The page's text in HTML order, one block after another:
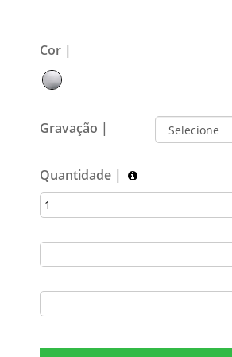
Cor |
Gravação |
Quantidade |